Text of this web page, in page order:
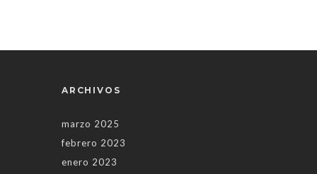
ARCHIVOS
marzo 2025
febrero 2023
enero 2023